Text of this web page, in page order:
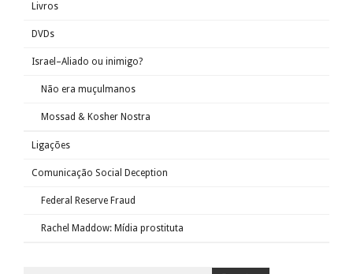
Livros
DVDs
Israel–Aliado ou inimigo?
Não era muçulmanos
Mossad & Kosher Nostra
Ligações
Comunicação Social Deception
Federal Reserve Fraud
Rachel Maddow: Mídia prostituta